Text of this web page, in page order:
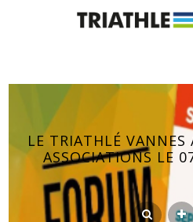
LE TRIATHLÉ VANNES
ASSOCIATIONS LE